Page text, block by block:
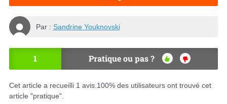
Par : Sandrine Youknovski
1 Pratique ou pas ?
OU
NO
N
Cet article a recueilli 1 avis. 100% des utilisateurs ont trouvé cet
article "pratique".